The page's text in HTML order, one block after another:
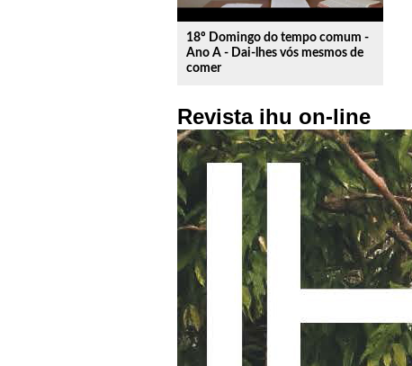
18º Domingo do tempo comum -
Ano A - Dai-lhes vós mesmos de
comer
Revista ihu on-line